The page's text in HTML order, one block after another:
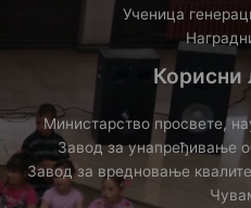
Ученица
Корисни
Министарство просвете,
Завод за унапређивање
Завод за вредновање